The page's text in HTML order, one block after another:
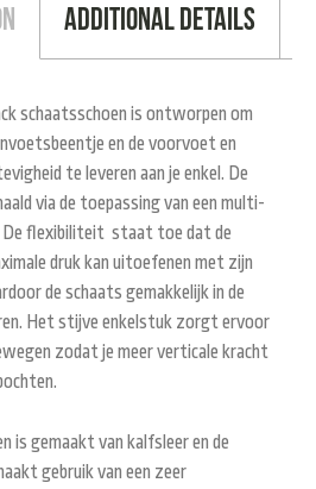
Additional Details
schaatsschoen is ontworpen om
en de voorvoet en
te leveren aan je enkel. De
via de toepassing van een multi-
De flexibiliteit staat toe dat de
druk kan uitoefenen met zijn
de schaats gemakkelijk in de
Het stijve enkelstuk zorgt ervoor
zodat je meer verticale kracht
is gemaakt van kalfsleer en de
gebruik van een zeer